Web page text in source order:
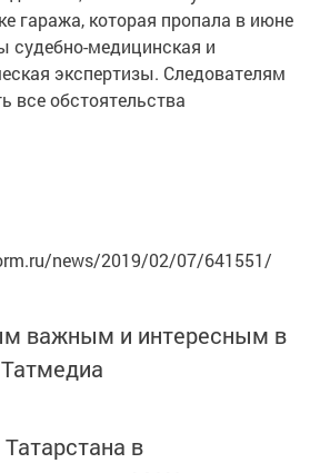
гаража, которая пропала в июне
судебно-медицинская и
экспертизы. Следователям
все обстоятельства
news/2019/02/07/641551/
важным и интересным в
Татмедиа
в